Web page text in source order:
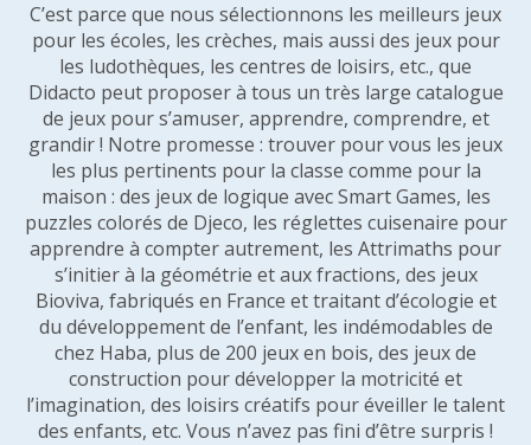
C’est parce que nous sélectionnons les meilleurs jeux
pour les écoles, les crèches, mais aussi des jeux pour
les ludothèques, les centres de loisirs, etc., que
Didacto peut proposer à tous un très large catalogue
de jeux pour s’amuser, apprendre, comprendre, et
grandir ! Notre promesse : trouver pour vous les jeux
les plus pertinents pour la classe comme pour la
maison : des jeux de logique avec Smart Games, les
puzzles colorés de Djeco, les réglettes cuisenaire pour
apprendre à compter autrement, les Attrimaths pour
s’initier à la géométrie et aux fractions, des jeux
Bioviva, fabriqués en France et traitant d’écologie et
du développement de l’enfant, les indémodables de
chez Haba, plus de 200 jeux en bois, des jeux de
construction pour développer la motricité et
l’imagination, des loisirs créatifs pour éveiller le talent
des enfants, etc. Vous n’avez pas fini d’être surpris !